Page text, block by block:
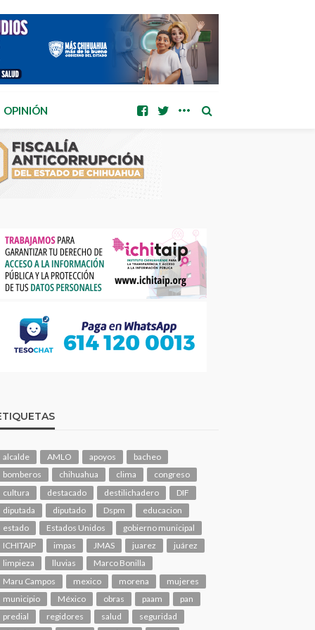
OPINIÓN
alcalde AMLO apoyos
bacheo
bomberos
chihuahua clima
congreso
cultura
destacado destilichadero
DIF
diputada
diputado Dspm
educacion
estado
Estados Unidos
gobierno municipal
ICHITAIP
impas JMAS juarez
juárez
limpieza
lluvias
Marco Bonilla
Maru Campos
mexico morena
mujeres
municipio
México obras paam
pan
predial
regidores salud
seguridad